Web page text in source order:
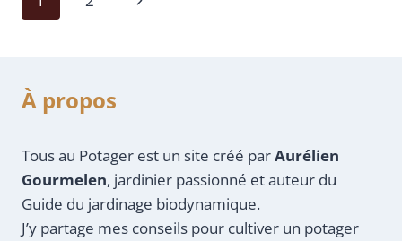
À propos
Tous au Potager est un site créé parAurélien
Gourmelen, jardinier passionné et auteur du
Guide du jardinage biodynamique.
J’y partage mes conseils pour cultiver un potager